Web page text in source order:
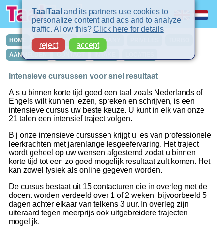
HOME CURSUSSEN IN-COMPANY
AANMELDEN
Intensieve cursussen voor snel resultaat
Als u binnen korte tijd goed een taal zoals Nederlands of
Engels wilt kunnen lezen, spreken en schrijven, is een
intensieve cursus uw beste keuze. U kunt in elk van onze
21 talen een intensief traject volgen.
Bij onze intensieve cursussen krijgt u les van professionele
leerkrachten met jarenlange lesgeefervaring. Het traject
wordt geheel op uw wensen afgestemd zodat u binnen
korte tijd tot een zo goed mogelijk resultaat zult komen. Het
kan zowel fysiek als online gegeven worden.
De cursus bestaat uit 15 contacturen die in overleg met de
docent worden verdeeld over 1 of 2 weken, bijvoorbeeld 5
dagen achter elkaar van telkens 3 uur. In overleg zijn
uiteraard tegen meerprijs ook uitgebreidere trajecten
mogelijk.
TaalTaal and its partners use cookies to
personalize content and ads and to analyze
traffic. Allow this? Click here for details
reject
accept